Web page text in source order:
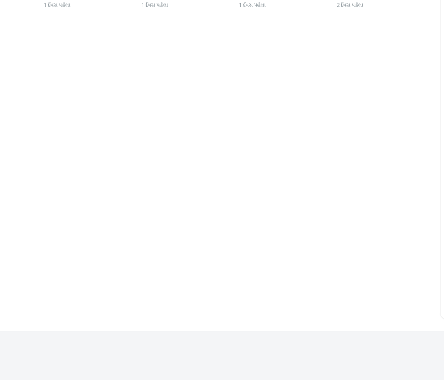
વ્યવસ્થા ઉપલબ્ધ
1 દિવસ પહેલા
ગળેફાંસો ખાધો
1 દિવસ પહેલા
વિસંગતતાથી ખેડૂતો પરેશાન
1 દિવસ પહેલા
વીડિયો મામલે પોલીસ ફરિયાદ
2 દિવસ પહેલા